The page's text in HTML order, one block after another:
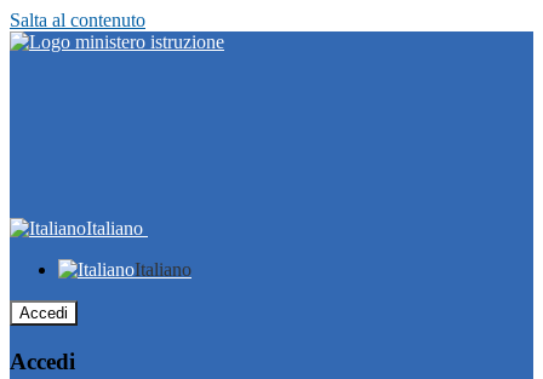
Salta al contenuto
Italiano
Italiano
Accedi
Accedi